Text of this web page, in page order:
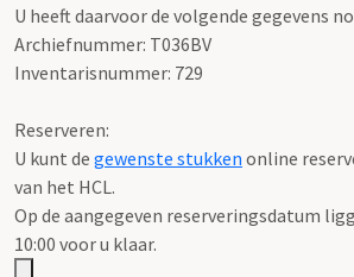
U heeft daarvoor de volgende gegevens
Archiefnummer: T036BV
Inventarisnummer: 729
Reserveren:
U kunt de gewenste stukken online
van het HCL.
Op de aangegeven reserveringsdatum
10:00 voor u klaar.